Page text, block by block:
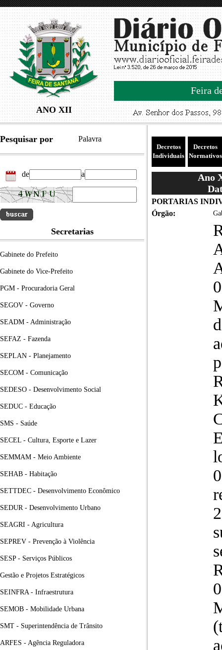
ANO XII
Feira
Pesquisar por Palavra
de a
Secretarias
Gabinete do Prefeito
Gabinete do Vice-Prefeito
PGM - Procuradoria Geral
SEGOV - Governo
SEADM - Administração
SEFAZ - Fazenda
SEPLAN - Planejamento
SECOM - Comunicação
SEDESO - Desenvolvimento Social
SEDUC - Educação
SMS - Saúde
SECEL - Cultura, Esporte e Lazer
SEMMAM - Meio Ambiente
SEHAB - Habitação
SETTDEC - Desenvolvimento Econômico
SEDUR - Desenvolvimento Urbano
SEAGRI - Agricultura
SEPREV - Prevenção à Violência
SESP - Serviços Públicos
Gestão e Projetos Estratégicos
SEINFRA - Infraestrutura
SEMOB - Mobilidade Urbana
SMT - Superintendência de Trânsito
ARFES - Agência Reguladora
Decretos
Individuais
Decretos
Normativos
Ano
PORTARIAS
Órgão: